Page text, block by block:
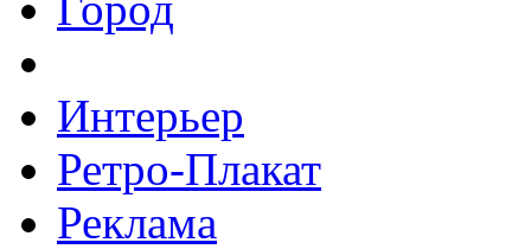
Интерьер
Ретро-Плакат
Реклама